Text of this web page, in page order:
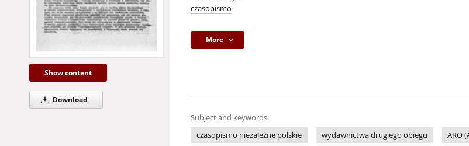
Show content
Download
czasopismo
More
Subject and keywords:
czasopismo niezależne polskie
wydawnictwa drugiego obiegu ARO